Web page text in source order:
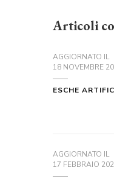
Articoli
AGGIORNATO IL
18 NOVEMBRE
ESCHE
AGGIORNATO IL
17 FEBBRAIO